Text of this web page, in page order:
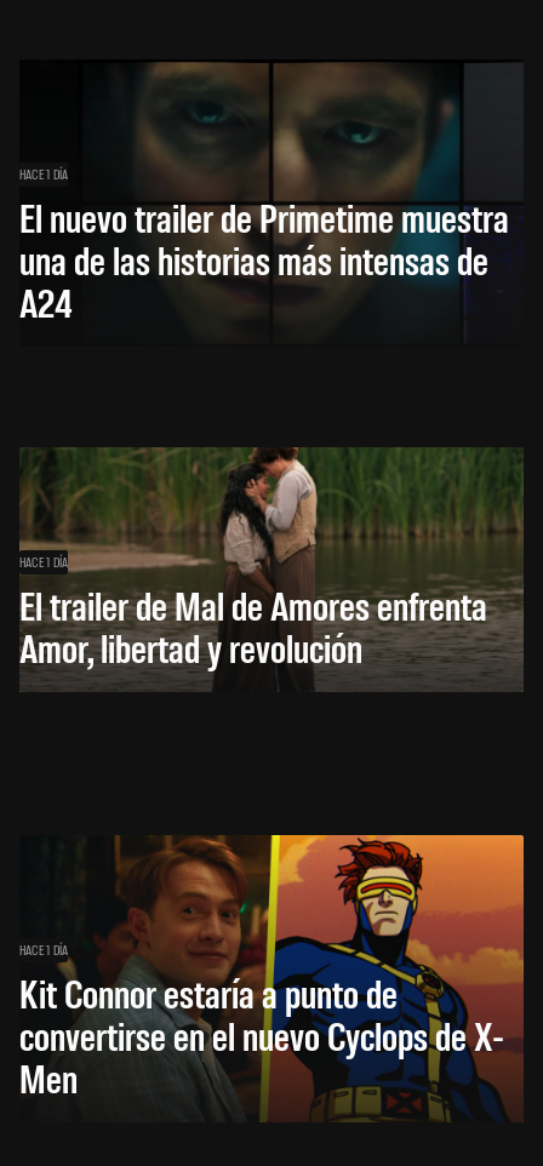
HACE 1 DÍA
El nuevo trailer de Primetime muestra
una de las historias más intensas de
A24
HACE 1 DÍA
El trailer de Mal de Amores enfrenta
Amor, libertad y revolución
HACE 1 DÍA
Kit Connor estaría a punto de
convertirse en el nuevo Cyclops de X-
Men